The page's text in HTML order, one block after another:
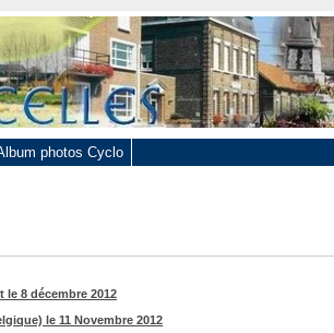
photos Cyclo
le 8 décembre 2012
le 11 Novembre 2012